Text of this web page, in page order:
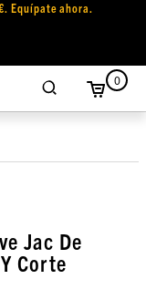
Equípate ahora.
0
Jac De
Corte